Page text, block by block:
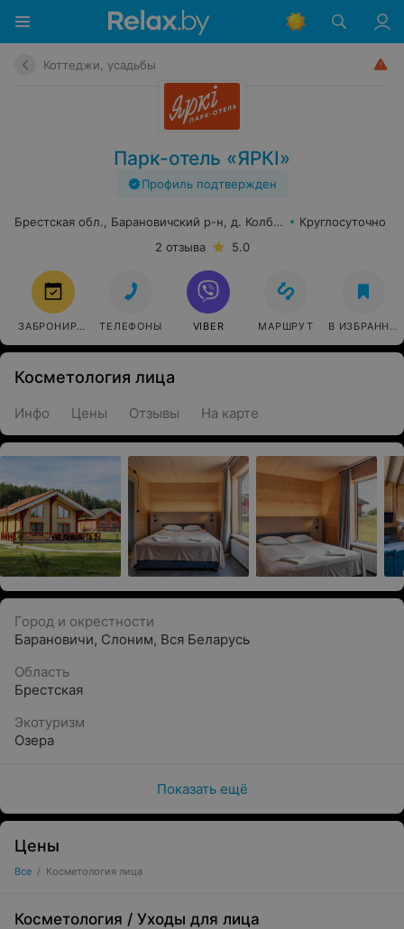
Коттеджи, усадьбы
Парк-отель «ЯРКI»
Профиль подтвержден
Брестская обл., Барановичский р-н, д. КолбовичиКруглосуточно
2 отзыва
5.0
ЗАБРОНИРОВАТЬ ТЕЛЕФОНЫ VIBER МАРШРУТ В ИЗБРАННОЕ
Косметология лица
Инфо Цены Отзывы На карте
Город и окрестности
Барановичи, Слоним, Вся Беларусь
Область
Брестская
Экотуризм
Озера
Показать ещё
Цены
Все / Косметология лица
Косметология / Уходы для лица